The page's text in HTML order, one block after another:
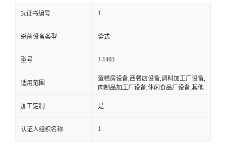
3c证书编号 1
杀菌设备类型 釜式
型号 J-1403
适用范围
蛋糕房设备,西餐店设备,调料加工厂设备,
肉制品加工厂设备,休闲食品厂设备,其他
加工定制 是
认证人组织名称 1